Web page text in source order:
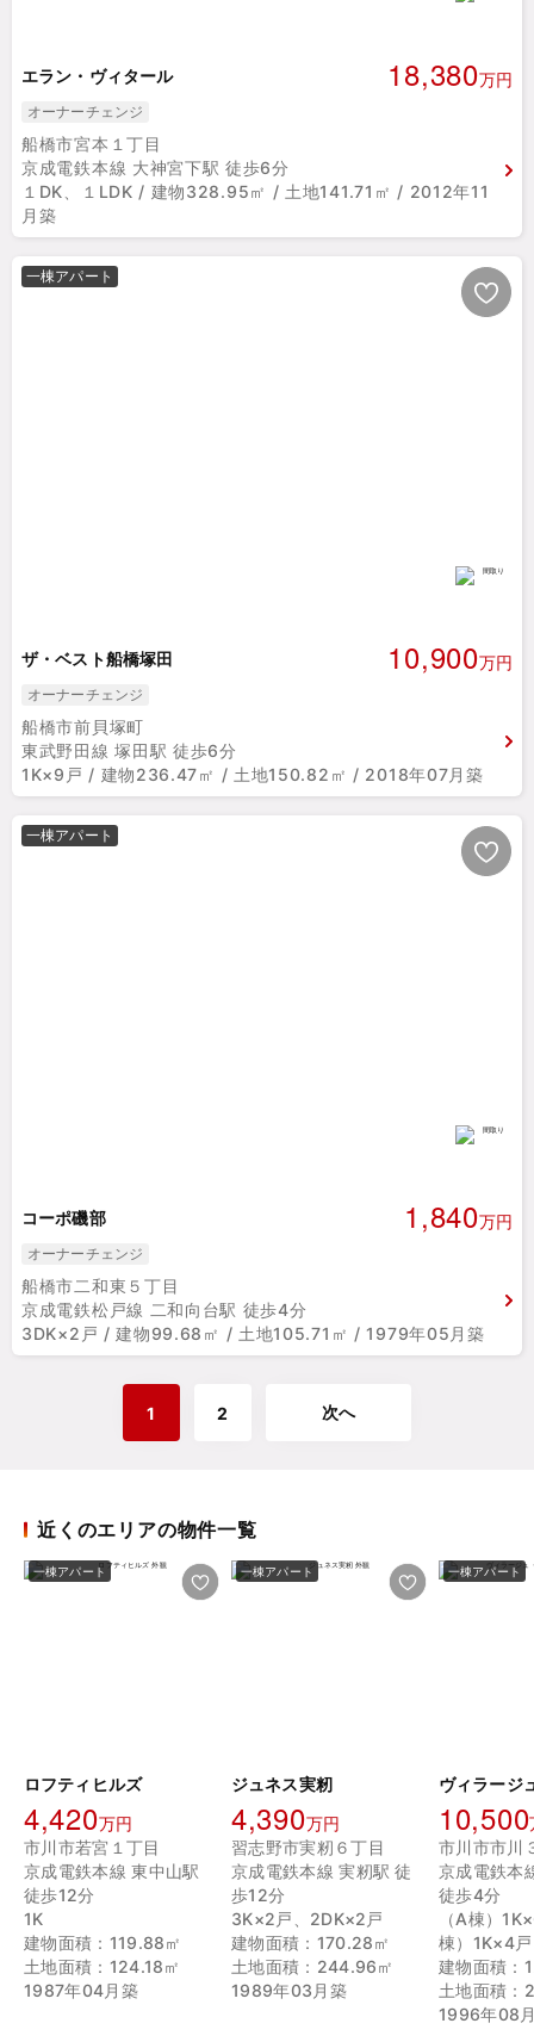
エラン・ヴィタール 18,380万円
オーナーチェンジ
船橋市宮本１丁目
京成電鉄本線 大神宮下駅 徒歩6分
１DK、１LDK / 建物328.95㎡ / 土地141.71㎡ / 2012年11
月築
一棟アパート
ザ・ベスト船橋塚田 10,900万円
オーナーチェンジ
船橋市前貝塚町
東武野田線 塚田駅 徒歩6分
1K×9戸 / 建物236.47㎡ / 土地150.82㎡ / 2018年07月築
一棟アパート
コーポ磯部 1,840万円
オーナーチェンジ
船橋市二和東５丁目
京成電鉄松戸線 二和向台駅 徒歩4分
3DK×2戸 / 建物99.68㎡ / 土地105.71㎡ / 1979年05月築
1 2 次へ
近くのエリアの物件一覧
一棟アパート
ロフティヒルズ
4,420万円
市川市若宮１丁目
京成電鉄本線 東中山駅
徒歩12分
1K
建物面積：119.88㎡
土地面積：124.18㎡
1987年04月築
一棟アパート
ジュネス実籾
4,390万円
習志野市実籾６丁目
京成電鉄本線 実籾駅 徒
歩12分
3K×2戸、2DK×2戸
建物面積：170.28㎡
土地面積：244.96㎡
1989年03月築
一棟アパート
10,500
市川市市川
京成電鉄本
徒歩4分
（A棟）
棟）1K×4戸
建物面積：
土地面積：
1996年08